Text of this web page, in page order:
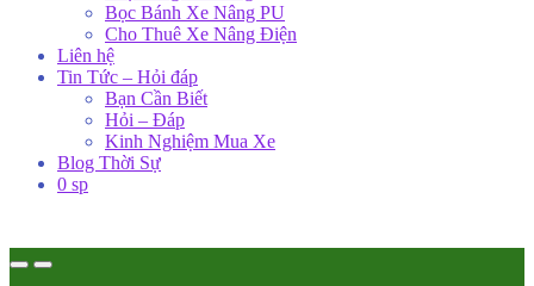
Bọc Bánh Xe Nâng PU
Cho Thuê Xe Nâng Điện
Liên hệ
Tin Tức – Hỏi đáp
Bạn Cần Biết
Hỏi – Đáp
Kinh Nghiệm Mua Xe
Blog Thời Sự
0 sp